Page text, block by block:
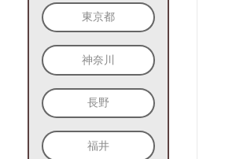
東京都
神奈川
長野
福井